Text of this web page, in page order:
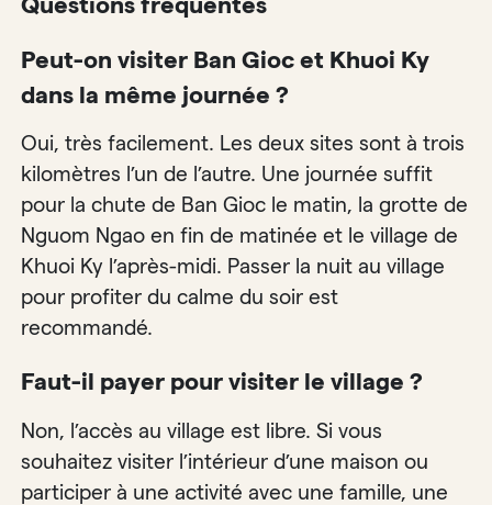
Peut-on visiter Ban Gioc et Khuoi Ky
dans la même journée ?
Oui, très facilement. Les deux sites sont à trois
kilomètres l’un de l’autre. Une journée suffit
pour la chute de Ban Gioc le matin, la grotte de
Nguom Ngao en fin de matinée et le village de
Khuoi Ky l’après-midi. Passer la nuit au village
pour profiter du calme du soir est
recommandé.
Faut-il payer pour visiter le village ?
Non, l’accès au village est libre. Si vous
souhaitez visiter l’intérieur d’une maison ou
participer à une activité avec une famille, une